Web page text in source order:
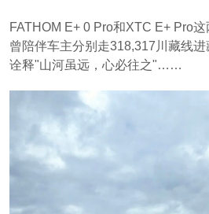
FATHOM E+ 0 Pro和XTC E+ Pro这
曾陪伴车主分别走318,317川藏线
诠释"山河虽远，心必往之"……